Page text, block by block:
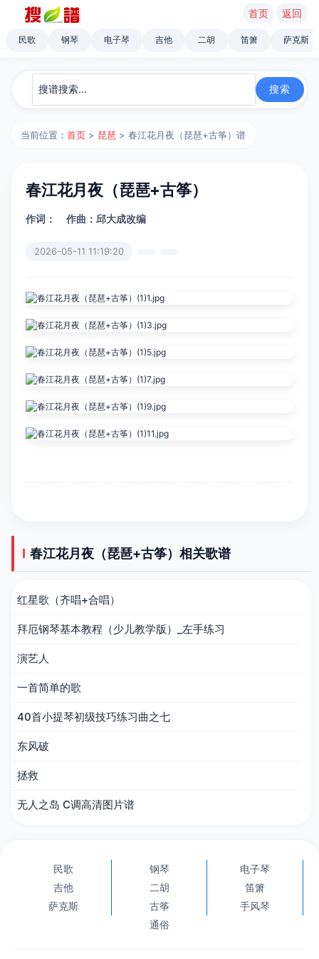
首页 返回
民歌 钢琴 电子琴 吉他 二胡 笛箫 萨克斯
当前位置：首页 > 琵琶 > 春江花月夜（琵琶+古筝）谱
春江花月夜（琵琶+古筝）
作词： 作曲：邱大成改编
2026-05-11 11:19:20
春江花月夜（琵琶+古筝）相关歌谱
红星歌（齐唱+合唱）
拜厄钢琴基本教程（少儿教学版）_左手练习
演艺人
一首简单的歌
40首小提琴初级技巧练习曲之七
东风破
拯救
无人之岛 C调高清图片谱
民歌 钢琴
电子琴
吉他
二胡
笛箫
萨克斯
古筝
手风琴
通俗